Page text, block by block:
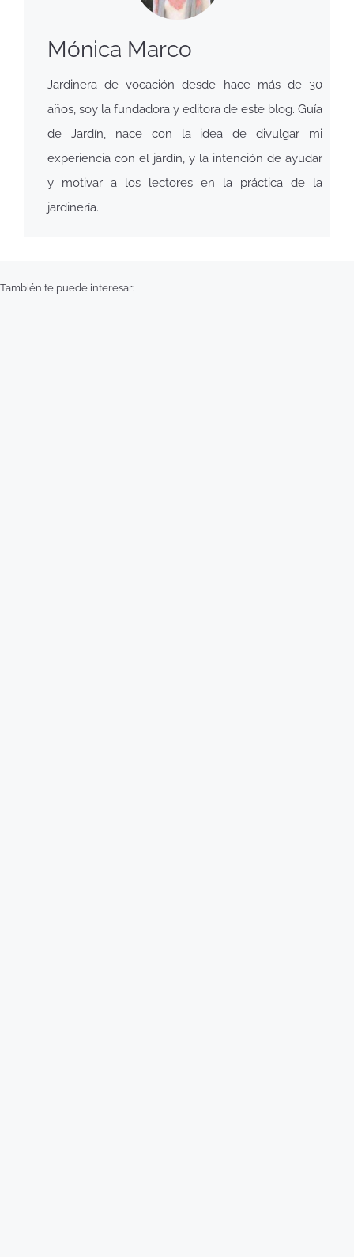
Mónica Marco
Jardinera de vocación desde hace más de 30
años, soy la fundadora y editora de este blog. Guía
de Jardín, nace con la idea de divulgar mi
experiencia con el jardín, y la intención de ayudar
y motivar a los lectores en la práctica de la
jardinería.
También te puede interesar: